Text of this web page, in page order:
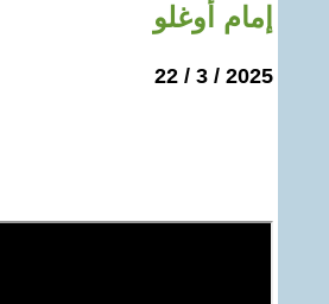
إمام أوغلو
2025 / 3 / 22